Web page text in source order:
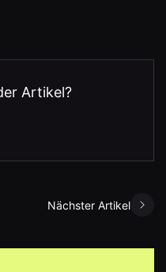
Artikel?
Nächster Artikel